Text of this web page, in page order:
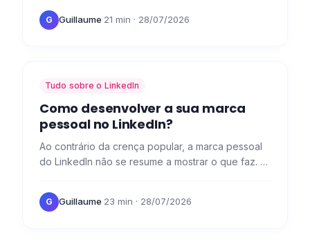
sobretudo no que…
G Guillaume·21 min · 28/07/2026
Tudo sobre o LinkedIn
Como desenvolver a sua marca
pessoal no LinkedIn?
Ao contrário da crença popular, a marca pessoal
do LinkedIn não se resume a mostrar o que faz. 👀
a sua…
G Guillaume·23 min · 28/07/2026